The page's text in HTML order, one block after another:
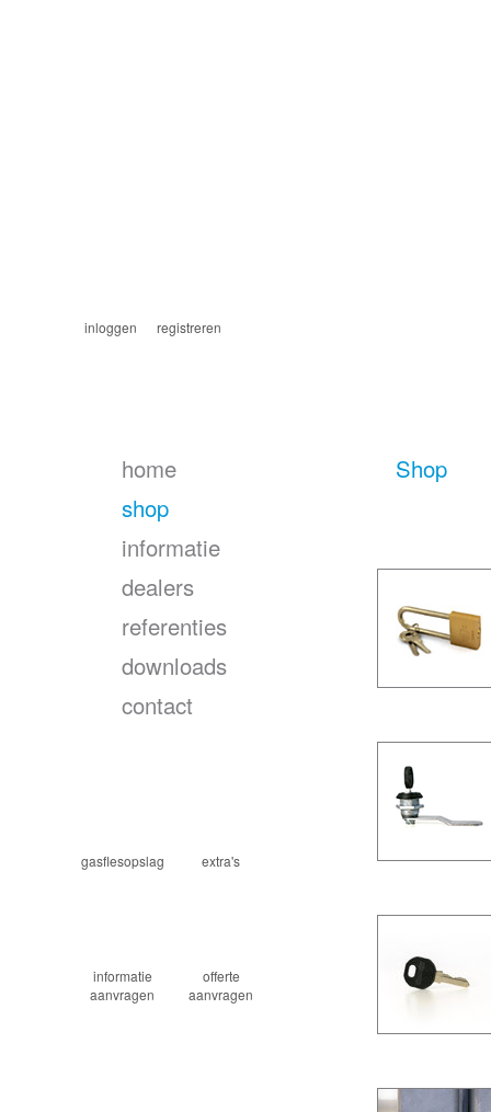
inloggen registreren
home
shop
informatie
dealers
referenties
downloads
contact
gasflesopslag extra's
informatie
aanvragen
offerte
aanvragen
Shop